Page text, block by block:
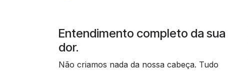
Entendimento completo da sua
dor.
Não criamos nada da nossa cabeça. Tudo